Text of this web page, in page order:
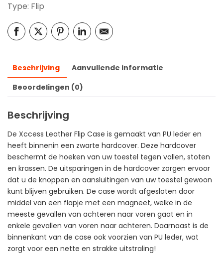
Type: Flip
Beschrijving
Aanvullende informatie
Beoordelingen (0)
Beschrijving
De Xccess Leather Flip Case is gemaakt van PU leder en
heeft binnenin een zwarte hardcover. Deze hardcover
beschermt de hoeken van uw toestel tegen vallen, stoten
en krassen. De uitsparingen in de hardcover zorgen ervoor
dat u de knoppen en aansluitingen van uw toestel gewoon
kunt blijven gebruiken. De case wordt afgesloten door
middel van een flapje met een magneet, welke in de
meeste gevallen van achteren naar voren gaat en in
enkele gevallen van voren naar achteren. Daarnaast is de
binnenkant van de case ook voorzien van PU leder, wat
zorgt voor een nette en strakke uitstraling!